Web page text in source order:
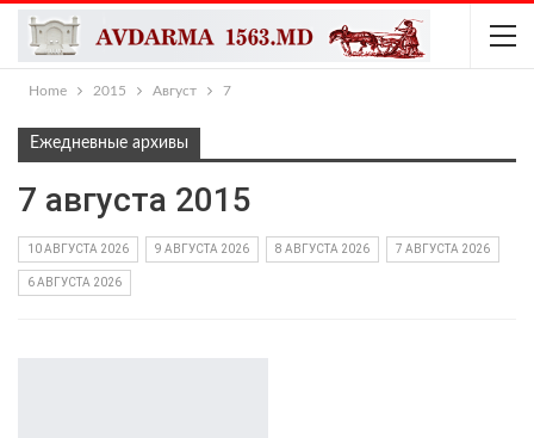
Home 2015 Август 7
Ежедневные архивы
7 августа 2015
10 АВГУСТА 2026 9 АВГУСТА 2026 8 АВГУСТА 2026 7 АВГУСТА 2026
6 АВГУСТА 2026